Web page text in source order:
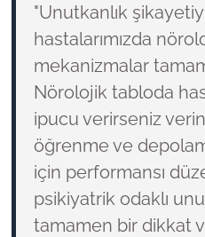
"Unutkanlık
hastalarımızda
mekanizmalar
Nörolojik tabloda
ipucu verirseniz
öğrenme ve
için performansı
psikiyatrik odaklı
tamamen bir dikkat